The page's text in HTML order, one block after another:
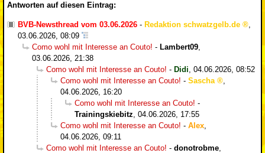
Antworten auf diesen Eintrag:
BVB-Newsthread vom 03.06.2026 - Redaktion schwatzgelb.de
,
03.06.2026, 08:09
Como wohl mit Interesse an Couto! - Lambert09,
03.06.2026, 21:38
Como wohl mit Interesse an Couto! - Didi, 04.06.2026, 08:52
Como wohl mit Interesse an Couto! - Sascha
,
04.06.2026, 16:20
Como wohl mit Interesse an Couto! -
Trainingskiebitz, 04.06.2026, 17:55
Como wohl mit Interesse an Couto! - Alex,
04.06.2026, 09:11
Como wohl mit Interesse an Couto! - donotrobme,